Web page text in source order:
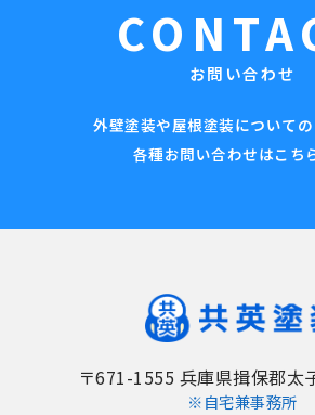
お問い合わせ
外壁塗装や屋根塗装について
各種お問い合わせはこち
〒671-1555 兵庫県揖保郡太
※自宅兼事務所